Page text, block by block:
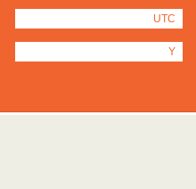
UTC
Y